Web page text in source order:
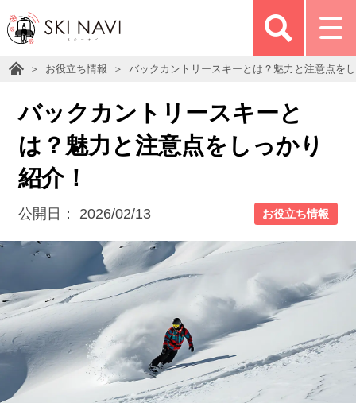
お役立ち情報 バックカントリースキーとは？魅力と注意点を
バックカントリースキーと
は？魅力と注意点をしっかり
紹介！
公開日： 2026/02/13 お役立ち情報